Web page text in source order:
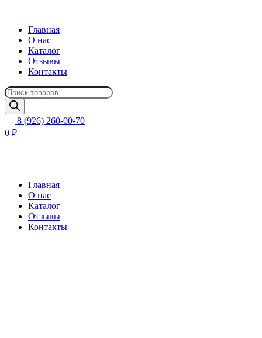
Главная
О нас
Каталог
Отзывы
Контакты
Поиск
товаров
8 (926) 260-00-70
0 ₽
Главная
О нас
Каталог
Отзывы
Контакты